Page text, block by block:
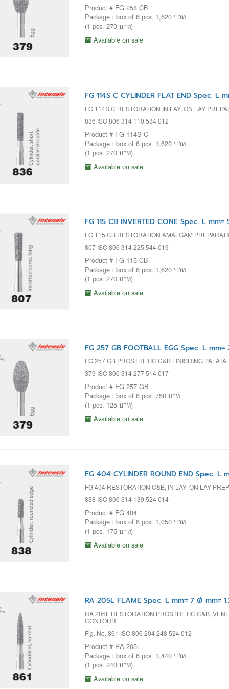
Product # FG 258 CB
Package : box of 6 pcs. 1,620 บาท
(1 pcs. 270 บาท)
Available on sale
FG 114S C CYLINDER FLAT END Spec. L
FG 114S C RESTORATION IN LAY, ON LAY
836 ISO 806 314 110 534 012
Product # FG 114S C
Package : box of 6 pcs. 1,620 บาท
(1 pcs. 270 บาท)
Available on sale
FG 115 CB INVERTED CONE Spec. L
FG 115 CB RESTORATION AMALGAM
807 ISO 806 314 225 544 019
Product # FG 115 CB
Package : box of 6 pcs. 1,620 บาท
(1 pcs. 270 บาท)
Available on sale
FG 257 GB FOOTBALL EGG Spec. L
FG 257 GB PROSTHETIC C&B FINISHING
379 ISO 806 314 277 514 017
Product # FG 257 GB
Package : box of 6 pcs. 750 บาท
(1 pcs. 125 บาท)
Available on sale
FG 404 CYLINDER ROUND END Spec. L
FG 404 RESTORATION C&B, IN LAY, ON LAY
838 ISO 806 314 139 524 014
Product # FG 404
Package : box of 6 pcs. 1,050 บาท
(1 pcs. 175 บาท)
Available on sale
RA 205L FLAME Spec. L mm= 7 Ø mm=
RA 205L RESTORATION PROSTHETIC C&B,
CONTOUR
Fig. No. 861 ISO 806 204 248 524 012
Product # RA 205L
Package : box of 6 pcs. 1,440 บาท
(1 pcs. 240 บาท)
Available on sale